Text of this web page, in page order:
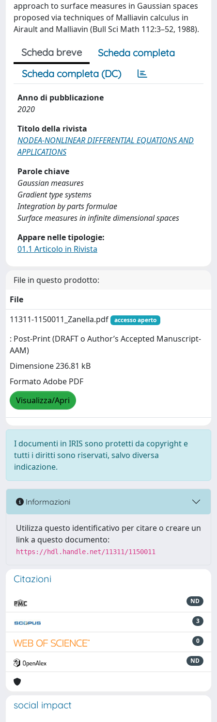
approach to surface measures in Gaussian spaces
proposed via techniques of Malliavin calculus in
Airault and Malliavin (Bull Sci Math 112:3–52, 1988).
Scheda breve
Scheda completa
Scheda completa (DC)
Anno di pubblicazione
2020
Titolo della rivista
NODEA-NONLINEAR DIFFERENTIAL EQUATIONS AND
APPLICATIONS
Parole chiave
Gaussian measures
Gradient type systems
Integration by parts formulae
Surface measures in infinite dimensional spaces
Appare nelle tipologie:
01.1 Articolo in Rivista
File in questo prodotto:
File
11311-1150011_Zanella.pdf
accesso aperto
: Post-Print (DRAFT o Author’s Accepted Manuscript-
AAM)
Dimensione 236.81 kB
Formato Adobe PDF
Visualizza/Apri
I documenti in IRIS sono protetti da copyright e
tutti i diritti sono riservati, salvo diversa
indicazione.
Informazioni
Utilizza questo identificativo per citare o creare un
link a questo documento:
https://hdl.handle.net/11311/1150011
Citazioni
ND
3
0
ND
social impact